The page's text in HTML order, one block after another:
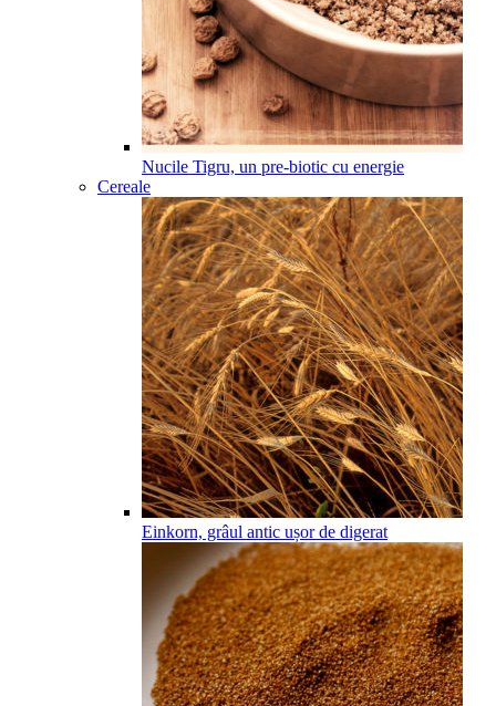
Nucile Tigru, un pre-biotic cu energie
Cereale
Einkorn, grâul antic ușor de digerat